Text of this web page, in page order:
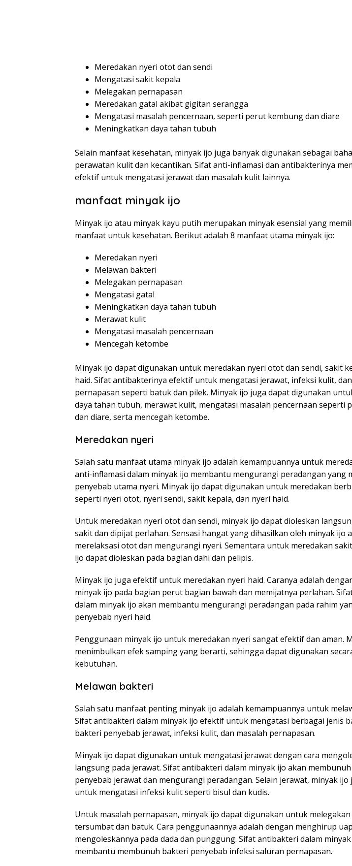
Meredakan nyeri otot dan sendi
Mengatasi sakit kepala
Melegakan pernapasan
Meredakan gatal akibat gigitan serangga
Mengatasi masalah pencernaan, seperti perut kembung dan diare
Meningkatkan daya tahan tubuh
Selain manfaat kesehatan, minyak ijo juga banyak digunakan sebagai
perawatan kulit dan kecantikan. Sifat anti-inflamasi dan antibakterinya
efektif untuk mengatasi jerawat dan masalah kulit lainnya.
manfaat minyak ijo
Minyak ijo atau minyak kayu putih merupakan minyak esensial yang
manfaat untuk kesehatan. Berikut adalah 8 manfaat utama minyak ijo:
Meredakan nyeri
Melawan bakteri
Melegakan pernapasan
Mengatasi gatal
Meningkatkan daya tahan tubuh
Merawat kulit
Mengatasi masalah pencernaan
Mencegah ketombe
Minyak ijo dapat digunakan untuk meredakan nyeri otot dan sendi, sakit
haid. Sifat antibakterinya efektif untuk mengatasi jerawat, infeksi kulit,
pernapasan seperti batuk dan pilek. Minyak ijo juga dapat digunakan
daya tahan tubuh, merawat kulit, mengatasi masalah pencernaan seperti
dan diare, serta mencegah ketombe.
Meredakan nyeri
Salah satu manfaat utama minyak ijo adalah kemampuannya untuk
anti-inflamasi dalam minyak ijo membantu mengurangi peradangan yang
penyebab utama nyeri. Minyak ijo dapat digunakan untuk meredakan
seperti nyeri otot, nyeri sendi, sakit kepala, dan nyeri haid.
Untuk meredakan nyeri otot dan sendi, minyak ijo dapat dioleskan
sakit dan dipijat perlahan. Sensasi hangat yang dihasilkan oleh minyak ijo
merelaksasi otot dan mengurangi nyeri. Sementara untuk meredakan
ijo dapat dioleskan pada bagian dahi dan pelipis.
Minyak ijo juga efektif untuk meredakan nyeri haid. Caranya adalah
minyak ijo pada bagian perut bagian bawah dan memijatnya perlahan.
dalam minyak ijo akan membantu mengurangi peradangan pada rahim
penyebab nyeri haid.
Penggunaan minyak ijo untuk meredakan nyeri sangat efektif dan aman.
menimbulkan efek samping yang berarti, sehingga dapat digunakan
kebutuhan.
Melawan bakteri
Salah satu manfaat penting minyak ijo adalah kemampuannya untuk
Sifat antibakteri dalam minyak ijo efektif untuk mengatasi berbagai jenis
bakteri penyebab jerawat, infeksi kulit, dan masalah pernapasan.
Minyak ijo dapat digunakan untuk mengatasi jerawat dengan cara
langsung pada jerawat. Sifat antibakteri dalam minyak ijo akan
penyebab jerawat dan mengurangi peradangan. Selain jerawat, minyak
untuk mengatasi infeksi kulit seperti bisul dan kudis.
Untuk masalah pernapasan, minyak ijo dapat digunakan untuk
tersumbat dan batuk. Cara penggunaannya adalah dengan menghirup
mengoleskannya pada dada dan punggung. Sifat antibakteri dalam
membantu membunuh bakteri penyebab infeksi saluran pernapasan.